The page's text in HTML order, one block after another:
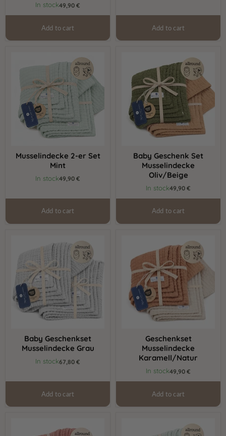
In stock49,90 €
Add to cart Add to cart
Musselindecke 2-er Set
Mint
In stock49,90 €
Add to cart
Musselindecke
Oliv/Beige
Baby Geschenk Set
Musselindecke
Oliv/Beige
In stock49,90 €
Add to cart
Geschenkset
Baby Geschenkset
Musselindecke Grau
In stock67,80 €
Add to cart
Musselindecke
Karamell/Natur
Geschenkset
Musselindecke
Karamell/Natur
In stock49,90 €
Add to cart